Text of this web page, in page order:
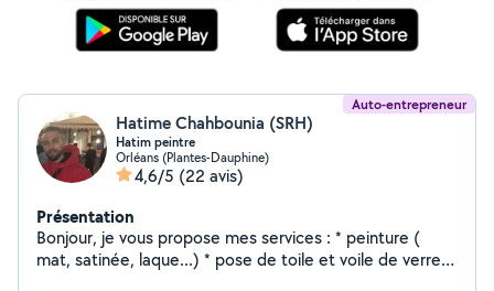
Auto-entrepreneur
Hatime Chahbounia (SRH)
Hatim peintre
Orléans (Plantes-Dauphine)
4,6/5 (22 avis)
Présentation
Bonjour, je vous propose mes services : * peinture (
mat, satinée, laque...) * pose de toile et voile de verre *